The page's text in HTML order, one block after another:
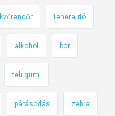
teherautó
alkohol bor
téli gumi
párásodás zebra